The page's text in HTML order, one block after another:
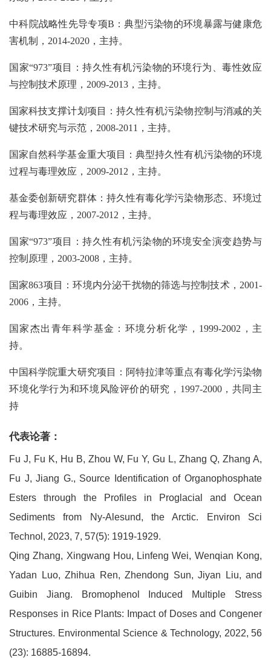
中科院战略性先导专项B：典型污染物的环境暴露与健康危
害机制，2014-2020，主持。
国家“973”项目：持久性有机污染物的环境行为、毒性效应
与控制技术原理，2009-2013，主持。
国家科技支撑计划项目：持久性有机污染物控制与消减的关
键技术研究与示范，2008-2011，主持。
国家自然科学基金重大项目：典型持久性有机污染物的环境
过程与毒理效应，2009-2012，主持。
基金委创新研究群体：持久性有毒化学污染物形态、环境过
程与毒理效应，2007-2012，主持。
国家“973”项目：持久性有机污染物的环境安全演变趋势与
控制原理，2003-2008，主持。
国家863项目：环境内分泌干扰物的筛选与控制技术，2001-
2006，主持。
国家杰出青年科学基金：环境分析化学，1999-2002，主
持。
中国科学院重大研究项目：阿特拉津等重点有毒化学污染物
环境化学行为和环境风险评价的研究，1997-2000，共同主
持
代表论著：
Fu J, Fu K, Hu B, Zhou W, Fu Y, Gu L, Zhang Q, Zhang A,
Fu J, Jiang G., Source Identification of Organophosphate
Esters through the Profiles in Proglacial and Ocean
Sediments from Ny-Alesund, the Arctic. Environ Sci
Technol, 2023, 7, 57(5): 1919-1929.
Qing Zhang, Xingwang Hou, Linfeng Wei, Wenqian Kong,
Yadan Luo, Zhihua Ren, Zhendong Sun, Jiyan Liu, and
Guibin Jiang. Bromophenol Induced Multiple Stress
Responses in Rice Plants: Impact of Doses and Congener
Structures. Environmental Science & Technology, 2022, 56
(23): 16885-16894.